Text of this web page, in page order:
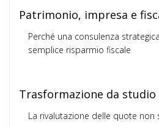
Patrimonio, impresa e
Perché una consulenza
semplice risparmio fiscale
Trasformazione da studio
La rivalutazione delle quote non